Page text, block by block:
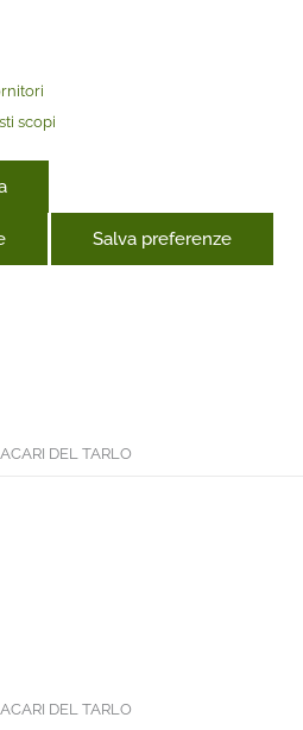
scopi
Salva preferenze
DEL TARLO
DEL TARLO